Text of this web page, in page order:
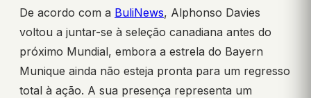
De acordo com a BuliNews, Alphonso Davies
voltou a juntar-se à seleção canadiana antes do
próximo Mundial, embora a estrela do Bayern
Munique ainda não esteja pronta para um regresso
total à ação. A sua presença representa um